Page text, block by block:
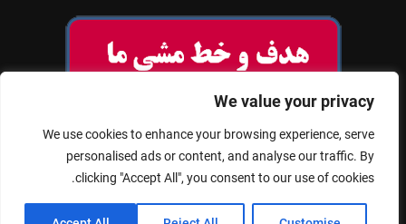
We value your privacy
We use cookies to enhance your browsing experience, serve
personalised ads or content, and analyse our traffic. By
clicking "Accept All", you consent to our use of cookies.